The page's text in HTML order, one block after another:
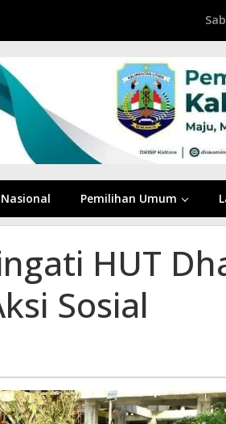
Nasional Pemilihan Umum
HUT
Sosial